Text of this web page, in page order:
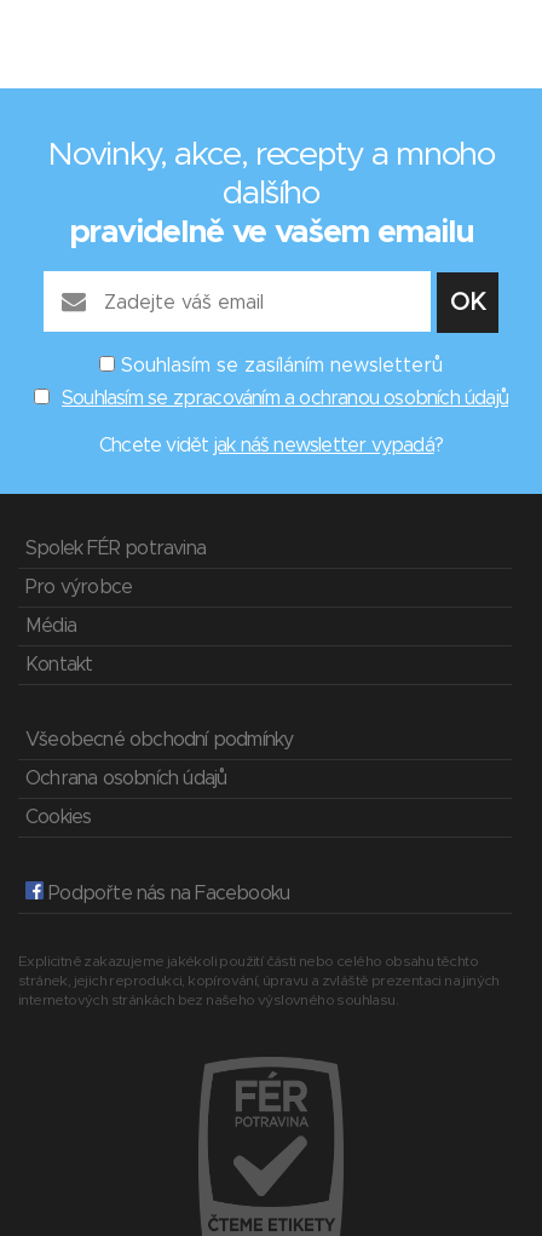
Novinky, akce, recepty a mnoho
dalšího
pravidelně ve vašem emailu
Souhlasím se zasíláním newsletterů
Souhlasím se zpracováním a ochranou osobních údajů
Chcete vidět jak náš newsletter vypadá?
Spolek FÉR potravina
Pro výrobce
Média
Kontakt
Všeobecné obchodní podmínky
Ochrana osobních údajů
Cookies
Podpořte nás na Facebooku
Explicitně zakazujeme jakékoli použití části nebo celého obsahu těchto
stránek, jejich reprodukci, kopírování, úpravu a zvláště prezentaci na jiných
internetových stránkách bez našeho výslovného souhlasu.